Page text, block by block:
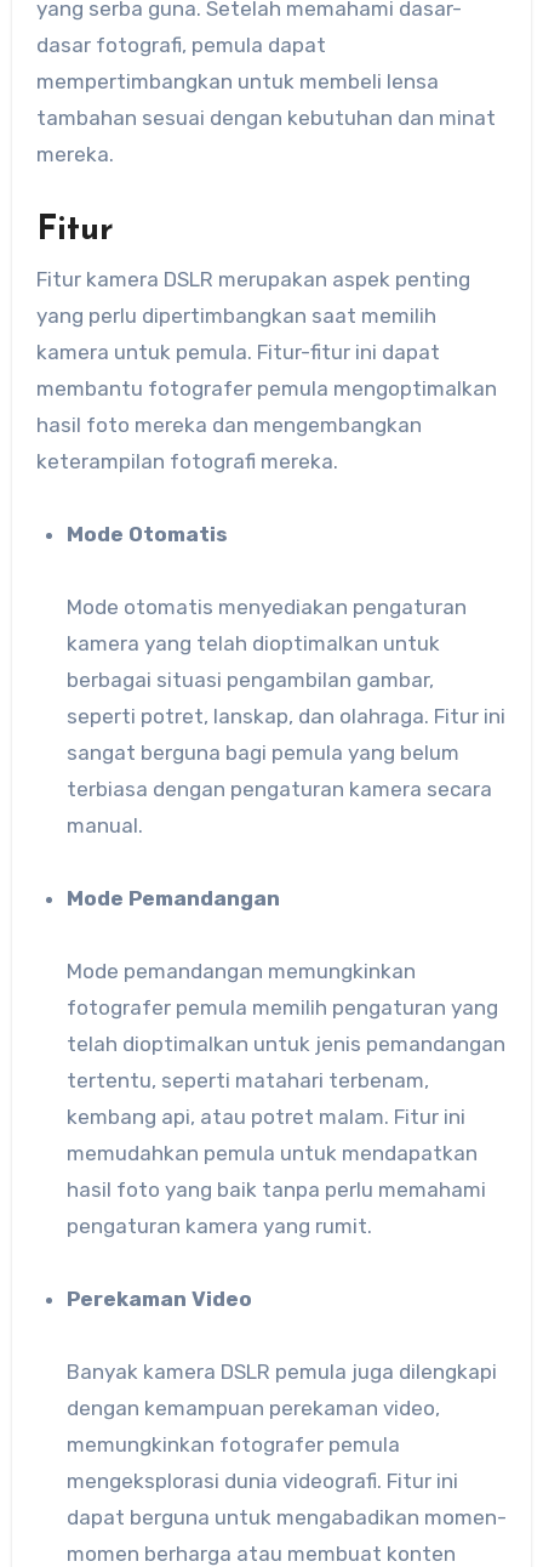
yang serba guna. Setelah memahami dasar-
dasar fotografi, pemula dapat
mempertimbangkan untuk membeli lensa
tambahan sesuai dengan kebutuhan dan minat
mereka.
Fitur
Fitur kamera DSLR merupakan aspek penting
yang perlu dipertimbangkan saat memilih
kamera untuk pemula. Fitur-fitur ini dapat
membantu fotografer pemula mengoptimalkan
hasil foto mereka dan mengembangkan
keterampilan fotografi mereka.
Mode Otomatis
Mode otomatis menyediakan pengaturan
kamera yang telah dioptimalkan untuk
berbagai situasi pengambilan gambar,
seperti potret, lanskap, dan olahraga. Fitur ini
sangat berguna bagi pemula yang belum
terbiasa dengan pengaturan kamera secara
manual.
Mode Pemandangan
Mode pemandangan memungkinkan
fotografer pemula memilih pengaturan yang
telah dioptimalkan untuk jenis pemandangan
tertentu, seperti matahari terbenam,
kembang api, atau potret malam. Fitur ini
memudahkan pemula untuk mendapatkan
hasil foto yang baik tanpa perlu memahami
pengaturan kamera yang rumit.
Perekaman Video
Banyak kamera DSLR pemula juga dilengkapi
dengan kemampuan perekaman video,
memungkinkan fotografer pemula
mengeksplorasi dunia videografi. Fitur ini
dapat berguna untuk mengabadikan momen-
momen berharga atau membuat konten